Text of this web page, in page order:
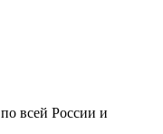
всей России и